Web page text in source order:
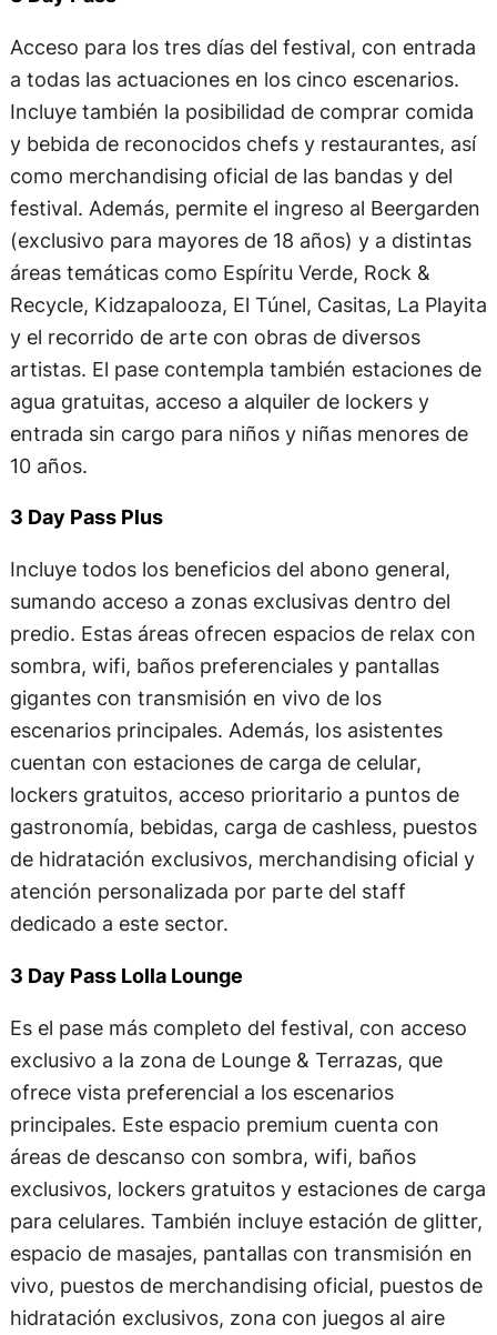
Acceso para los tres días del festival, con entrada
a todas las actuaciones en los cinco escenarios.
Incluye también la posibilidad de comprar comida
y bebida de reconocidos chefs y restaurantes, así
como merchandising oficial de las bandas y del
festival. Además, permite el ingreso al Beergarden
(exclusivo para mayores de 18 años) y a distintas
áreas temáticas como Espíritu Verde, Rock &
Recycle, Kidzapalooza, El Túnel, Casitas, La Playita
y el recorrido de arte con obras de diversos
artistas. El pase contempla también estaciones de
agua gratuitas, acceso a alquiler de lockers y
entrada sin cargo para niños y niñas menores de
10 años.
3 Day Pass Plus
Incluye todos los beneficios del abono general,
sumando acceso a zonas exclusivas dentro del
predio. Estas áreas ofrecen espacios de relax con
sombra, wifi, baños preferenciales y pantallas
gigantes con transmisión en vivo de los
escenarios principales. Además, los asistentes
cuentan con estaciones de carga de celular,
lockers gratuitos, acceso prioritario a puntos de
gastronomía, bebidas, carga de cashless, puestos
de hidratación exclusivos, merchandising oficial y
atención personalizada por parte del staff
dedicado a este sector.
3 Day Pass Lolla Lounge
Es el pase más completo del festival, con acceso
exclusivo a la zona de Lounge & Terrazas, que
ofrece vista preferencial a los escenarios
principales. Este espacio premium cuenta con
áreas de descanso con sombra, wifi, baños
exclusivos, lockers gratuitos y estaciones de carga
para celulares. También incluye estación de glitter,
espacio de masajes, pantallas con transmisión en
vivo, puestos de merchandising oficial, puestos de
hidratación exclusivos, zona con juegos al aire